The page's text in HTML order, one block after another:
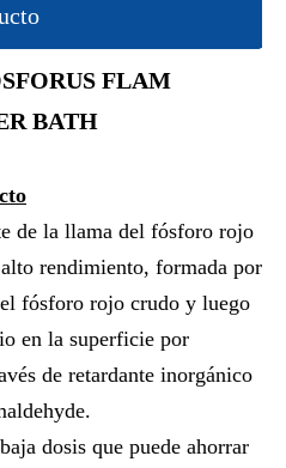
FLAM
BATH
de la llama del fósforo rojo
rendimiento, formada por
fósforo rojo crudo y luego
en la superficie por
de retardante inorgánico
dosis que puede ahorrar